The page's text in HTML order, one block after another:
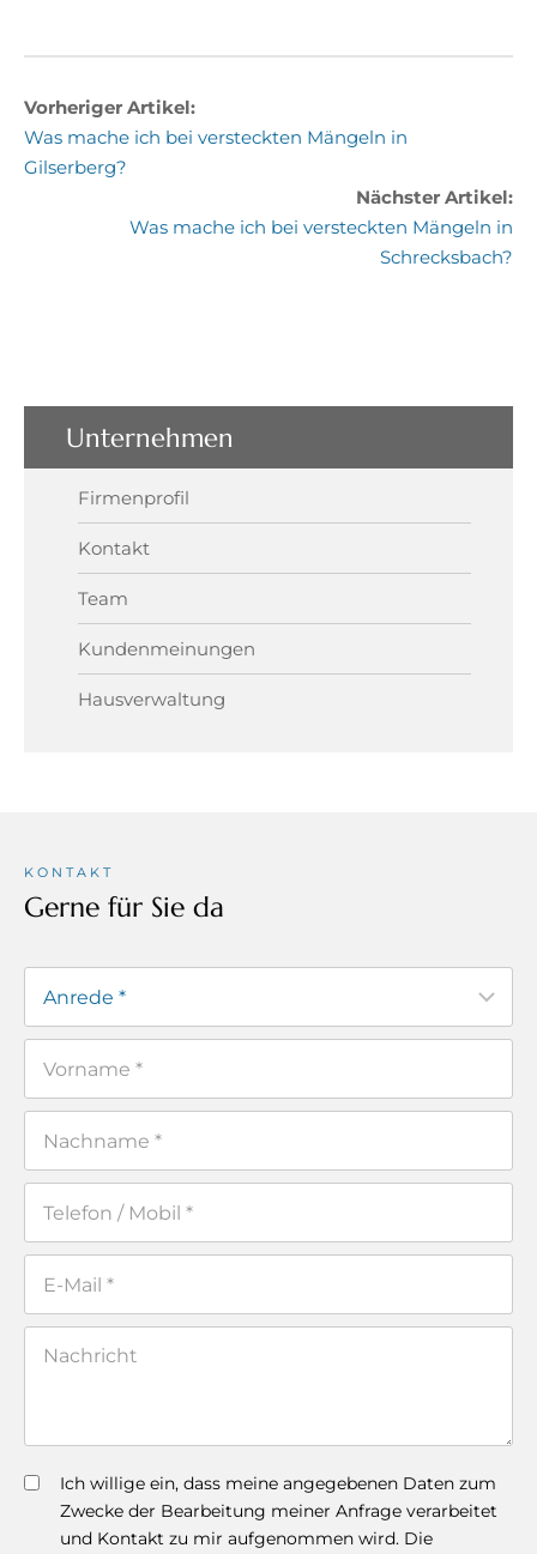
Vorheriger Artikel:
Was mache ich bei versteckten Mängeln in
Gilserberg?
Nächster Artikel:
Was mache ich bei versteckten Mängeln in
Schrecksbach?
Unternehmen
Firmenprofil
Kontakt
Team
Kundenmeinungen
Hausverwaltung
KONTAKT
Gerne für Sie da
Ich willige ein, dass meine angegebenen Daten zum
Zwecke der Bearbeitung meiner Anfrage verarbeitet
und Kontakt zu mir aufgenommen wird. Die